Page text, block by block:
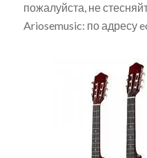
пожалуйста, не
Ariosemusic: по адресу